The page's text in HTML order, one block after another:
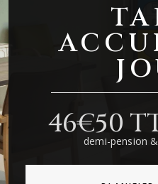
46€50
demi-pension